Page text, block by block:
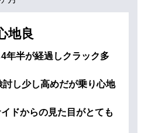
地良
年半が経過しクラック多
討し少し高めだが乗り心地
ドからの見た目がとても